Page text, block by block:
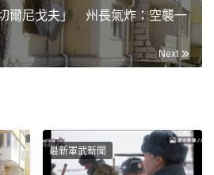
爾尼戈夫」 州長氣炸：空襲一
Next
最新軍武新聞